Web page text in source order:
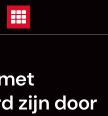
zijn door